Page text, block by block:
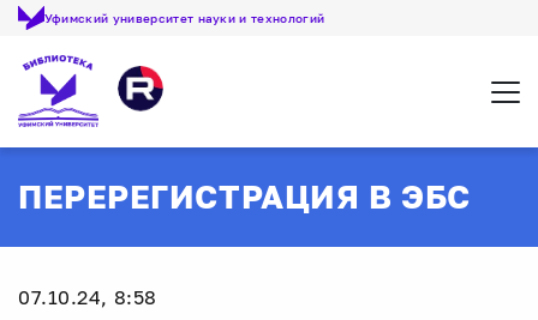
Уфимский университет науки и технологий
ПЕРЕРЕГИСТРАЦИЯ В ЭБС
07.10.24, 8:58